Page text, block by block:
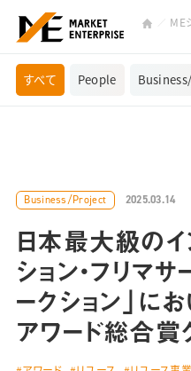
ME
すべて People
Business/Project 2025.03.14
日本最大級のイ
ション・フリマ
ークション」に
アワード総合賞